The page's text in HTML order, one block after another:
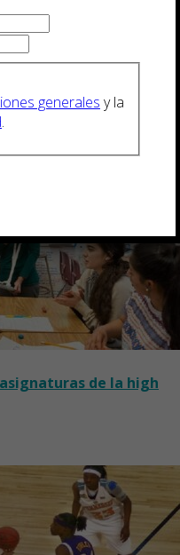
New York
de la high
generales y la
.